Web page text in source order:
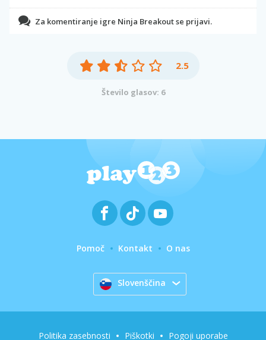
Za komentiranje igre Ninja Breakout se prijavi.
2.5
Število glasov: 6
Pomoč Kontakt O nas
Slovenščina
Politika zasebnosti Piškotki Pogoji uporabe